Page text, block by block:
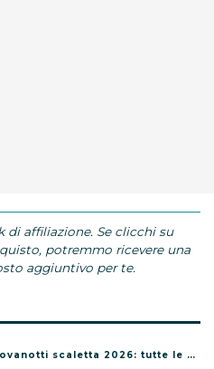
affiliazione. Se clicchi su
potremmo ricevere una
aggiuntivo per te.
scaletta 2026: tutte le canzoni del tour Jova Summer Party